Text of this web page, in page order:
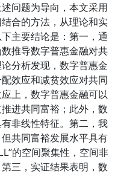
问题为导向，本文采用
合的方法，从理论和实
主要结论是：第一，通
推导数字普惠金融对共
分析发现，数字普惠金
效应和减贫效应对共同
上，数字普惠金融可以
进共同富裕；此外，数
非线性特征。第二，我
共同富裕发展水平具有
的空间聚集性，空间非
三，实证结果表明，数